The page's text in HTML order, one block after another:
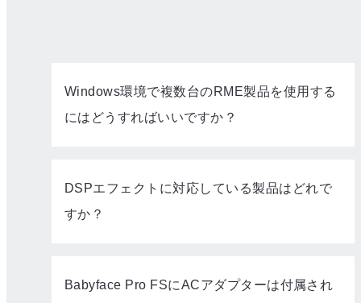
Windows環境で複数台のRME製品を使用する
にはどうすればいいですか？
DSPエフェクトに対応している製品はどれで
すか？
Babyface Pro FSにACアダプターは付属され